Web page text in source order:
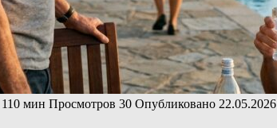
110 мин Просмотров 30 Опубликовано 22.05.2026